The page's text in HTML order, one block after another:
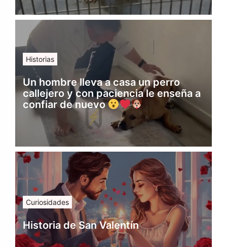
Historias
Un hombre lleva a casa un perro
callejero y con paciencia le enseña a
confiar de nuevo
Curiosidades
Historia de San Valentín